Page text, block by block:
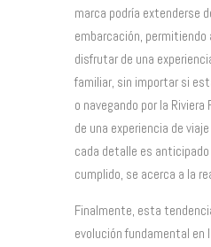
marca podría extenderse
embarcación, permitiendo
disfrutar de una
familiar, sin importar si
o navegando por la Riviera
de una experiencia de
cada detalle es anticipado
cumplido, se acerca a la
Finalmente, esta
evolución fundamental en